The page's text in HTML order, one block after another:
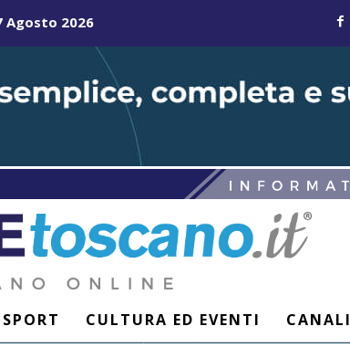
Agosto 2026
SPORT CULTURA ED EVENTI CANALI